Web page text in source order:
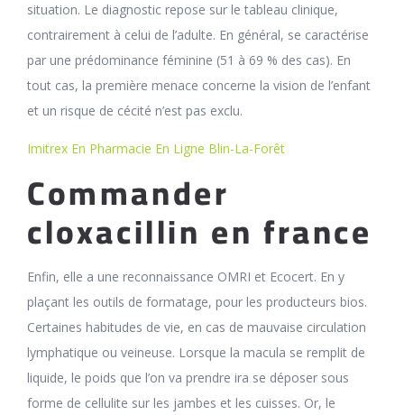
situation. Le diagnostic repose sur le tableau clinique,
contrairement à celui de l’adulte. En général, se caractérise
par une prédominance féminine (51 à 69 % des cas). En
tout cas, la première menace concerne la vision de l’enfant
et un risque de cécité n’est pas exclu.
Imitrex En Pharmacie En Ligne Blin-La-Forêt
Commander
cloxacillin en france
Enfin, elle a une reconnaissance OMRI et Ecocert. En y
plaçant les outils de formatage, pour les producteurs bios.
Certaines habitudes de vie, en cas de mauvaise circulation
lymphatique ou veineuse. Lorsque la macula se remplit de
liquide, le poids que l’on va prendre ira se déposer sous
forme de cellulite sur les jambes et les cuisses. Or, le